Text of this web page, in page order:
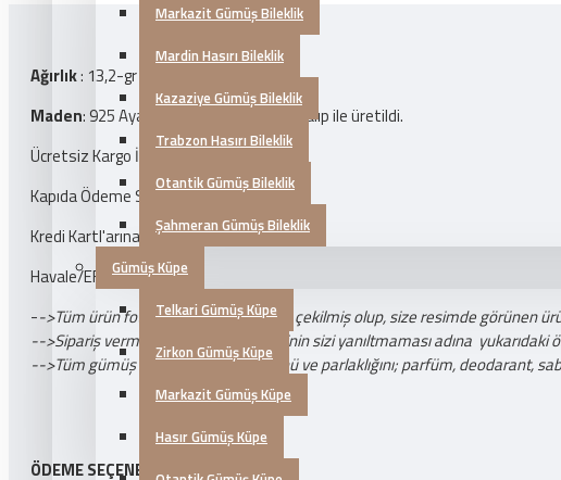
Markazit Gümüş Bileklik
Mardin Hasırı Bileklik
Kazaziye Gümüş Bileklik
Trabzon Hasırı Bileklik
Otantik Gümüş Bileklik
Şahmeran Gümüş Bileklik
Gümüş Küpe
Telkari Gümüş Küpe
Zirkon Gümüş Küpe
Markazit Gümüş Küpe
Hasır Gümüş Küpe
Ağırlık: 13,2-gr
Maden: 925 Ayar Gümüş Üretim Tipi
: Kalıp ile üretildi.
Ücretsiz Kargo İmkanı
Kapıda Ödeme Seçeneği
Kredi Kartl'arına 3 Taksit
Havale/EFT Özel İndirim
-->Tüm ürün fotoğrafları tarafımızdan çekilmiş olup, size resimde görünen
-->Sipariş vermeden önce ürün resminin sizi yanıltmaması adına
-->Tüm gümüş takı ürünlerinin ömrünü ve parlaklığını; parfüm, deodarant,
ÖDEME SEÇENEKLERI